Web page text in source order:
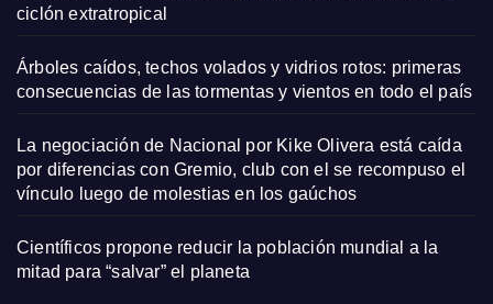
ciclón extratropical
Árboles caídos, techos volados y vidrios rotos: primeras
consecuencias de las tormentas y vientos en todo el país
La negociación de Nacional por Kike Olivera está caída
por diferencias con Gremio, club con el se recompuso el
vínculo luego de molestias en los gaúchos
Científicos propone reducir la población mundial a la
mitad para “salvar” el planeta